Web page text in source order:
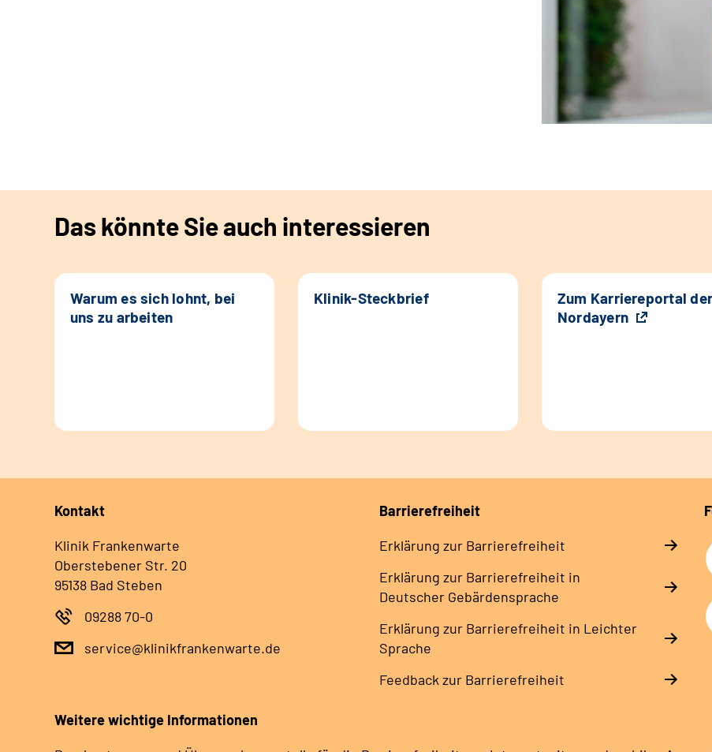
Das könnte Sie auch interessieren
Warum es sich lohnt, bei
uns zu arbeiten
Klinik-Steckbrief
Zum Karriereportal
Nordayern
Kontakt
Klinik Frankenwarte
Oberstebener Str. 20
95138 Bad Steben
09288 70-0
service@klinikfrankenwarte.de
Barrierefreiheit
Erklärung zur Barrierefreiheit
Erklärung zur Barrierefreiheit in
Deutscher Gebärdensprache
Erklärung zur Barrierefreiheit in Leichter
Sprache
Feedback zur Barrierefreiheit
Weitere wichtige Informationen